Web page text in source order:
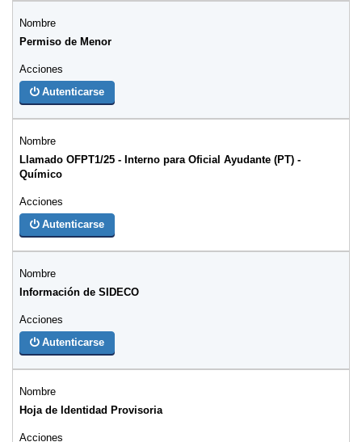
Permiso de Menor
Autenticarse
Llamado OFPT1/25 - Interno para Oficial Ayudante (PT) -
Químico
Autenticarse
Información de SIDECO
Autenticarse
Hoja de Identidad Provisoria